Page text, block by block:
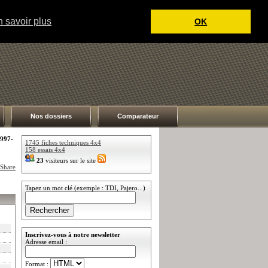
savoir plus OK
Nos dossiers Comparateur
1745 fiches techniques 4x4
158 essais 4x4
23 visiteurs sur le site
Tapez un mot clé (exemple : TDI, Pajero...)
Inscrivez-vous à notre newsletter
Adresse email :
Format :